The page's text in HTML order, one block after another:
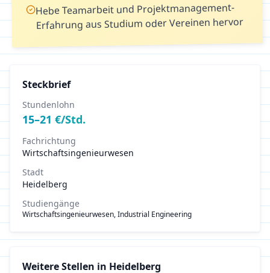
Hebe Teamarbeit und Projektmanagement-
Erfahrung aus Studium oder Vereinen hervor
Steckbrief
Stundenlohn
15–21 €/Std.
Fachrichtung
Wirtschaftsingenieurwesen
Stadt
Heidelberg
Studiengänge
Wirtschaftsingenieurwesen, Industrial Engineering
Weitere Stellen in Heidelberg